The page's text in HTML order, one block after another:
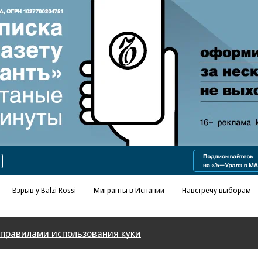
Реклама в «Ъ» www.kommersant.ru/ad
Взрыв у Balzi Rossi Мигранты в Испании Навстречу выборам
правилами использования куки